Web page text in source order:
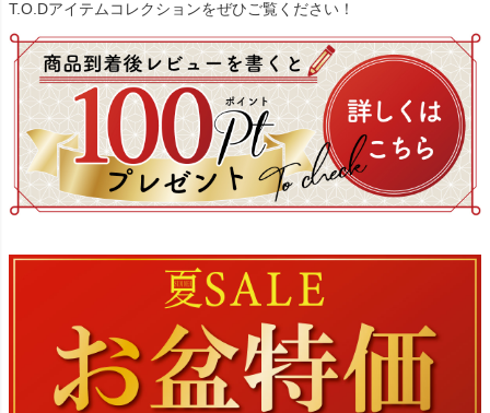
T.O.Dアイテムコレクションをぜひご覧ください！